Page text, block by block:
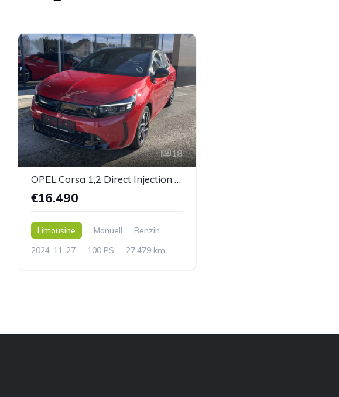
18
OPEL Corsa 1,2 Direct Injection GS
€16.490
Limousine Manuell
Benzin
2024-11-27
100 PS 27.479 km